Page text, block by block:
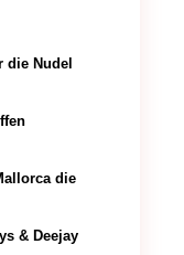
die Nudel
die
& Deejay